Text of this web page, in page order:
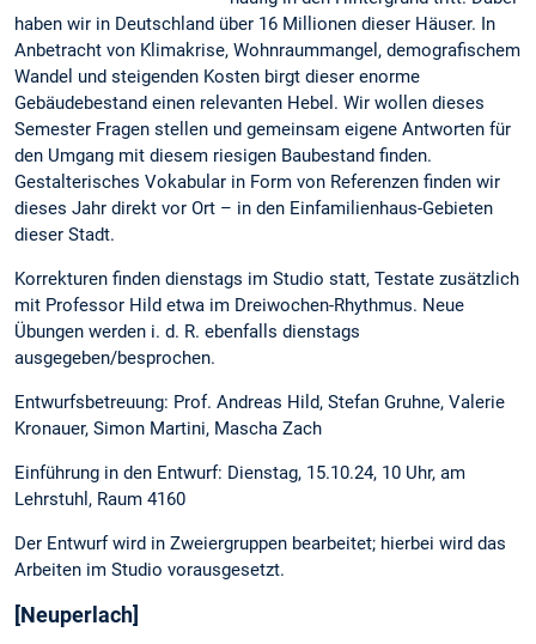
haben wir in Deutschland über 16 Millionen dieser Häuser. In
Anbetracht von Klimakrise, Wohnraummangel, demografischem
Wandel und steigenden Kosten birgt dieser enorme
Gebäudebestand einen relevanten Hebel. Wir wollen dieses
Semester Fragen stellen und gemeinsam eigene Antworten für
den Umgang mit diesem riesigen Baubestand finden.
Gestalterisches Vokabular in Form von Referenzen finden wir
dieses Jahr direkt vor Ort – in den Einfamilienhaus-Gebieten
dieser Stadt.
Korrekturen finden dienstags im Studio statt, Testate zusätzlich
mit Professor Hild etwa im Dreiwochen-Rhythmus. Neue
Übungen werden i. d. R. ebenfalls dienstags
ausgegeben/besprochen.
Entwurfsbetreuung: Prof. Andreas Hild, Stefan Gruhne, Valerie
Kronauer, Simon Martini, Mascha Zach
Einführung in den Entwurf: Dienstag, 15.10.24, 10 Uhr, am
Lehrstuhl, Raum 4160
Der Entwurf wird in Zweiergruppen bearbeitet; hierbei wird das
Arbeiten im Studio vorausgesetzt.
[Neuperlach]